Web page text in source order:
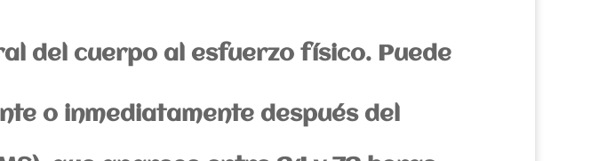
del cuerpo al esfuerzo físico. Puede
o inmediatamente después del